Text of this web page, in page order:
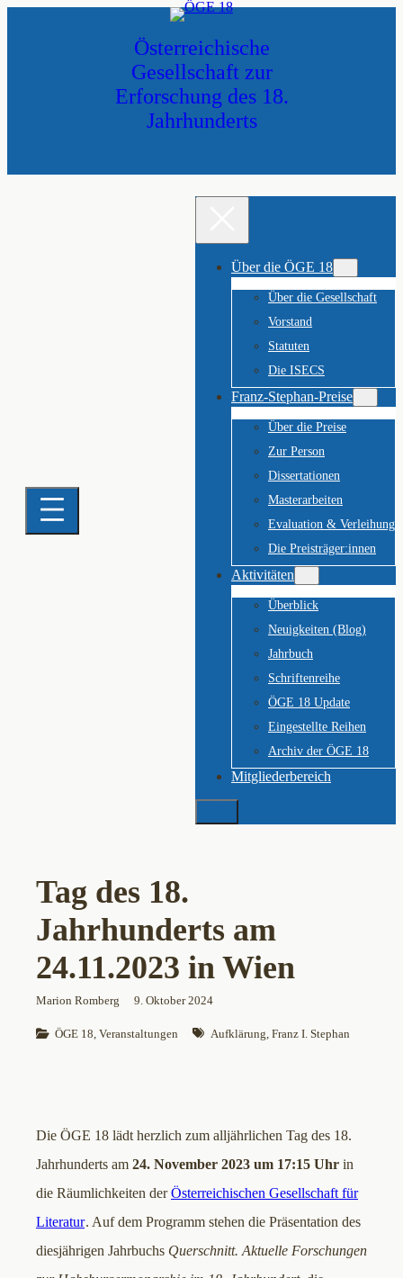
Österreichische
Gesellschaft zur
Erforschung des 18.
Jahrhunderts
Über die ÖGE 18
Über die Gesellschaft
Vorstand
Statuten
Die ISECS
Franz-Stephan-Preise
Über die Preise
Zur Person
Dissertationen
Masterarbeiten
Evaluation & Verleihung
Die Preisträger:innen
Aktivitäten
Überblick
Neuigkeiten (Blog)
Jahrbuch
Schriftenreihe
ÖGE 18 Update
Eingestellte Reihen
Archiv der ÖGE 18
Mitgliederbereich
Suchen
Tag des 18.
Jahrhunderts am
24.11.2023 in Wien
Marion Romberg 9. Oktober 2024
ÖGE 18, Veranstaltungen Aufklärung, Franz I. Stephan
Die ÖGE 18 lädt herzlich zum alljährlichen Tag des 18.
Jahrhunderts am 24. November 2023 um 17:15 Uhr in
die Räumlichkeiten derÖsterreichischen Gesellschaft für
Literatur. Auf dem Programm stehen die Präsentation des
diesjährigen Jahrbuchs Querschnitt. Aktuelle Forschungen